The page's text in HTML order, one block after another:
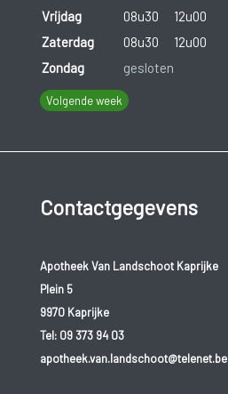
Vrijdag
08u30 12u00
Zaterdag
08u30
12u00
Zondag
gesloten
Volgende week
Contactgegevens
Apotheek Van Landschoot Kaprijke
Plein 5
9970 Kaprijke
Tel: 09 373 94 03
apotheek.van.landschoot@telenet.be